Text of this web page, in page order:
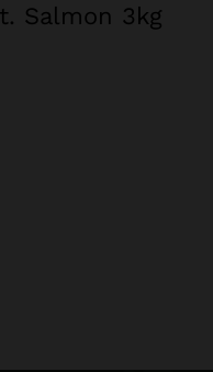
Salmon 3kg